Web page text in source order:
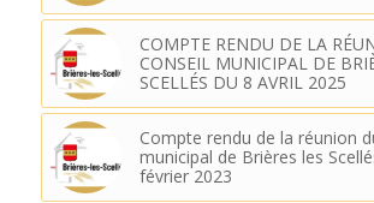
COMPTE RENDU DE LA
CONSEIL MUNICIPAL DE
SCELLÉS DU 8 AVRIL 2025
Compte rendu de la réunion
municipal de Brières les
février 2023